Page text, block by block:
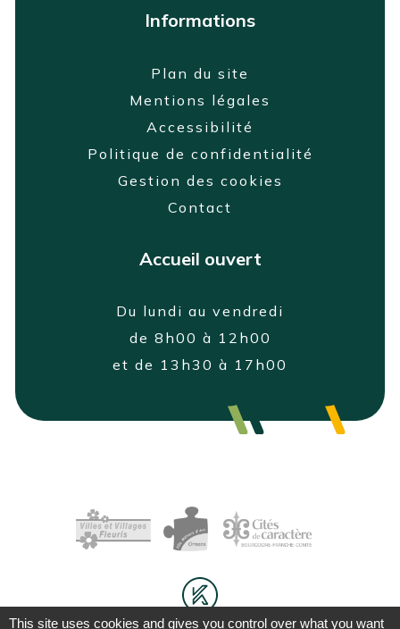
Informations
Plan du site
Mentions légales
Accessibilité
Politique de confidentialité
Gestion des cookies
Contact
Accueil ouvert
Du lundi au vendredi
de 8h00 à 12h00
et de 13h30 à 17h00
This site uses cookies and gives you control over what you want